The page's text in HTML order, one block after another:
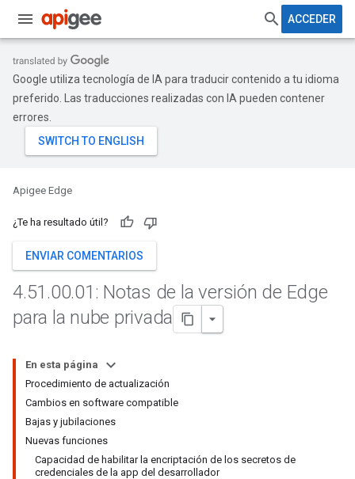
ACCEDER
Google utiliza tecnología de IA para traducir contenido a tu idioma
preferido. Las traducciones realizadas con IA pueden contener
errores.
Apigee Edge
¿Te ha resultado útil?
ENVIAR COMENTARIOS
4.51 .00.01: Notas de la versión de Edge
para la nube privada
En esta página
Procedimiento de actualización
Cambios en software compatible
Bajas y jubilaciones
Nuevas funciones
Capacidad de habilitar la encriptación de los secretos de
credenciales de la app del desarrollador